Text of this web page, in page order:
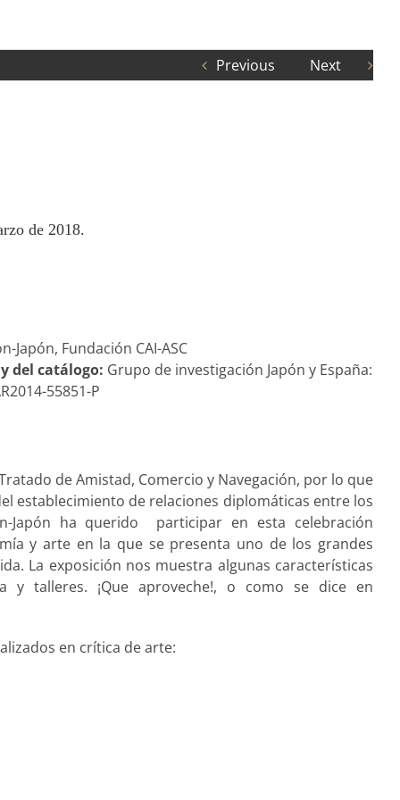
Previous Next
de 2018.
Japón, Fundación CAI-ASC
del catálogo: Grupo de investigación Japón y España:
55851-P
de Amistad, Comercio y Navegación, por lo que
establecimiento de relaciones diplomáticas entre los
Japón ha querido participar en esta celebración
y arte en la que se presenta uno de los grandes
La exposición nos muestra algunas características
talleres. ¡Que aproveche!, o como se dice en
en crítica de arte: